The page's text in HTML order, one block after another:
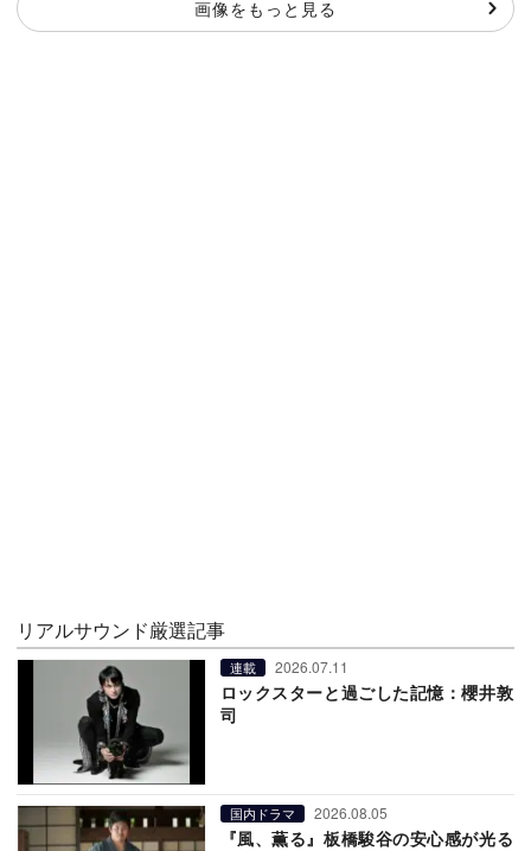
画像をもっと見る
リアルサウンド厳選記事
連載 2026.07.11
ロックスターと過ごした記憶：櫻井敦
司
国内ドラマ 2026.08.05
『風、薫る』板橋駿谷の安心感が光る